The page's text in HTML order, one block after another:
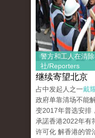
警方和工人在清
社/Reporters
继续寄望北京
占中发起人之一戴
政府单靠清场不能
变2017年普选安排
承諾香港2022年有
许可化 解香港的管